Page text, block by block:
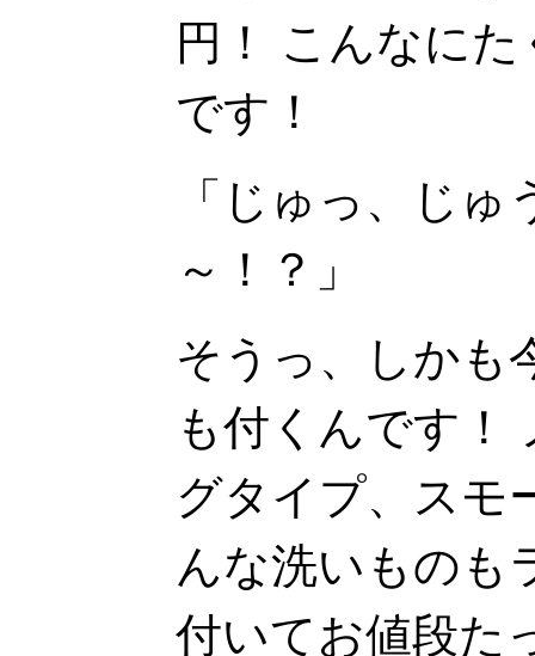
円！ こんなに
です！
「じゅっ、じ
～！？」
そうっ、しかも
も付くんです！
グタイプ、スモ
んな洗いものも
付いてお値段た